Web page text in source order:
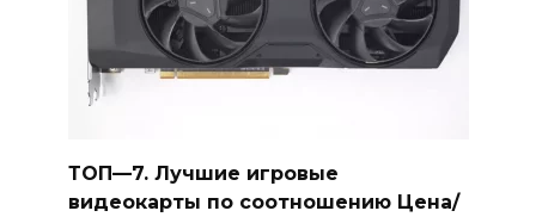
ТОП—7. Лучшие игровые
видеокарты по соотношению Цена/